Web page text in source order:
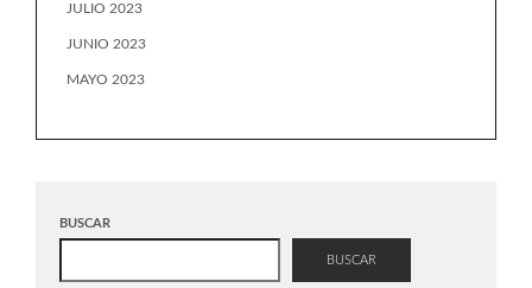
JULIO 2023
JUNIO 2023
MAYO 2023
BUSCAR
BUSCAR